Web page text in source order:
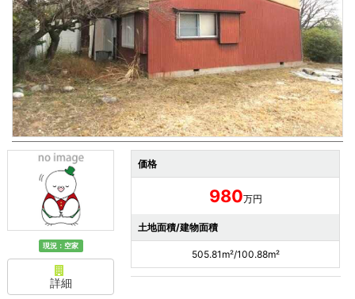
現況：空家
詳細
価格
980万円
土地面積/建物面積
505.81m²/100.88m²